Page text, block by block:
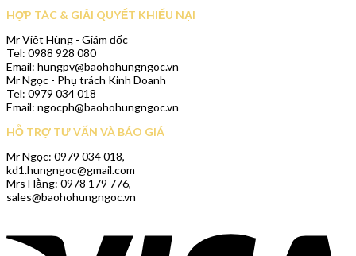
HỢP TÁC & GIẢI QUYẾT KHIẾU NẠI
Mr Việt Hùng - Giám đốc
Tel: 0988 928 080
Email: hungpv@baohohungngoc.vn
Mr Ngọc - Phụ trách Kinh Doanh
Tel: 0979 034 018
Email: ngocph@baohohungngoc.vn
HỖ TRỢ TƯ VẤN VÀ BÁO GIÁ
Mr Ngọc: 0979 034 018,
kd1.hungngoc@gmail.com
Mrs Hằng: 0978 179 776,
sales@baohohungngoc.vn